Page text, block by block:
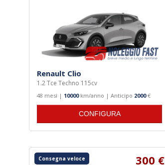
Renault Clio
1.2 Tce Techno 115cv
48 mesi | 10000km/anno | Anticipo 2000€
CONFIGURA
Consegna veloce 300 €